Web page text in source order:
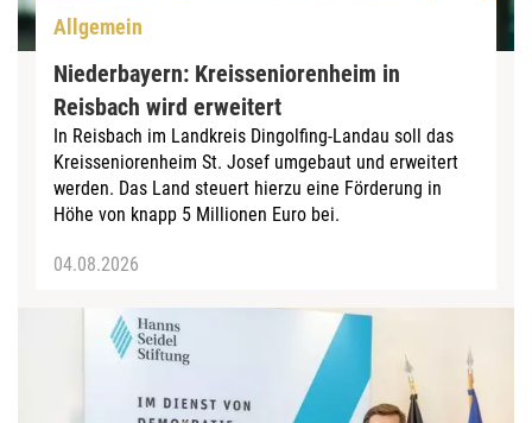
Allgemein
Niederbayern: Kreisseniorenheim in
Reisbach wird erweitert
In Reisbach im Landkreis Dingolfing-Landau soll das
Kreisseniorenheim St. Josef umgebaut und erweitert
werden. Das Land steuert hierzu eine Förderung in
Höhe von knapp 5 Millionen Euro bei.
04.08.2026